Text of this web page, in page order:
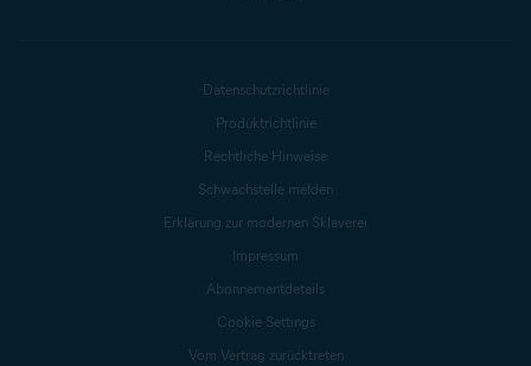
Datenschutzrichtlinie
Produktrichtlinie
Rechtliche Hinweise
Schwachstelle melden
Erklärung zur modernen Sklaverei
Impressum
Abonnementdetails
Cookie Settings
Vom Vertrag zurücktreten